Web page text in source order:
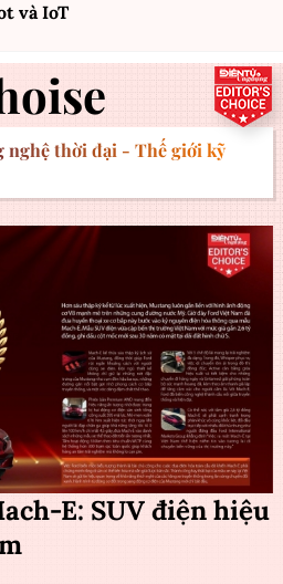
và IoT
nghệ thời đại - Thế giới kỹ
E: SUV điện hiệu